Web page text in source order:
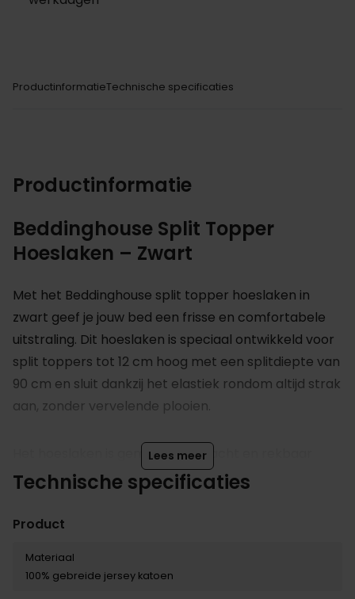
ProductinformatieTechnische specificaties
Productinformatie
Beddinghouse Split Topper
Hoeslaken – Zwart
Met het Beddinghouse split topper hoeslaken in
zwart geef je jouw bed een frisse en comfortabele
uitstraling. Dit hoeslaken is speciaal ontwikkeld voor
split toppers tot 12 cm hoog met een splitdiepte van
90 cm en sluit dankzij het elastiek rondom altijd strak
aan, zonder vervelende plooien.
Het hoeslaken is gemaakt van zacht en rekbaar
jersey katoen, waardoor het heerlijk comfortabel
aanvoelt en tegelijkertijd goed ademt. Het natuurlijke
materiaal neemt vocht op en blijft soepel, zodat je
Lees meer
Technische specificaties
Product
Materiaal
100% gebreide jersey katoen